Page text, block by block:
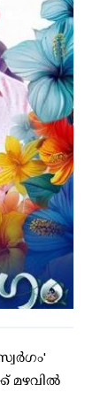
മഴവിൽ